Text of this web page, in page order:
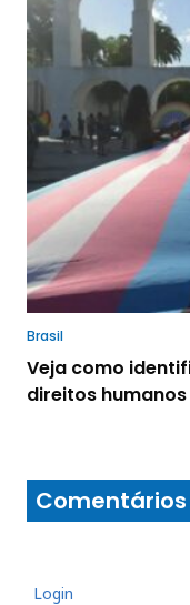
Brasil
Veja como
direitos humanos
Comentários
Login